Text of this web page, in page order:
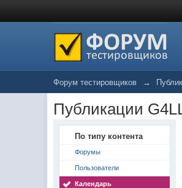
Форум тестировщиков →
Публикации
По типу контента
Форумы
Пользователи
Календарь